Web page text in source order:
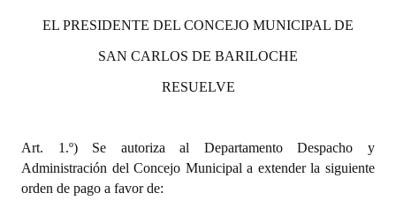
Resoluciones de Presidencia
Noticias Destacadas
Registros y Distinciones
EL PRESIDENTE DEL CONCEJO MUNICIPAL DE
SAN CARLOS DE BARILOCHE
RESUELVE
Art. 1.º) Se autoriza al Departamento Despacho y
Administración del Concejo Municipal a extender la siguiente
orden de pago a favor de: